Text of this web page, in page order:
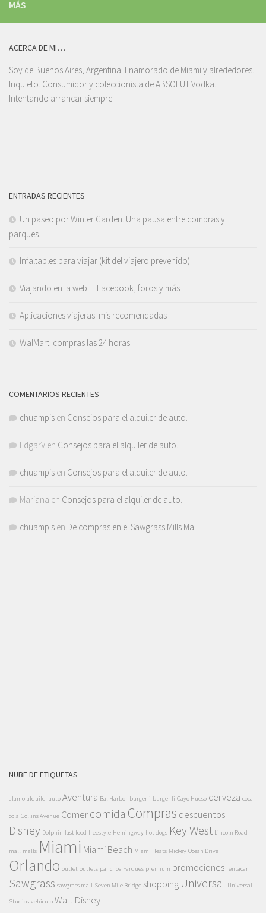
MÁS
ACERCA DE MI…
Soy de Buenos Aires, Argentina. Enamorado de Miami y alrededores.
Inquieto. Consumidor y coleccionista de ABSOLUT Vodka.
Intentando arrancar siempre.
ENTRADAS RECIENTES
Un paseo por Winter Garden. Una pausa entre compras y
parques.
Infaltables para viajar (kit del viajero prevenido)
Viajando en la web… Facebook, foros y más
Aplicaciones viajeras: mis recomendadas
WalMart: compras las 24 horas
COMENTARIOS RECIENTES
chuampis en Consejos para el alquiler de auto.
EdgarV en Consejos para el alquiler de auto.
chuampis en Consejos para el alquiler de auto.
Mariana en Consejos para el alquiler de auto.
chuampis en De compras en el Sawgrass Mills Mall
NUBE DE ETIQUETAS
alamo alquiler auto Aventura Bal Harbor burgerfi burger fi Cayo Hueso cerveza coca
cola Collins Avenue Comer comida Compras descuentos
Disney Dolphin fast food freestyle Hemingway hot dogs Key West Lincoln Road
mall malls Miami Miami Beach Miami Heats Mickey Ocean Drive
Orlando outlet outlets panchos Parques premium promociones rentacar
Sawgrass sawgrass mall Seven Mile Bridge shopping Universal Universal
Studios vehiculo Walt Disney